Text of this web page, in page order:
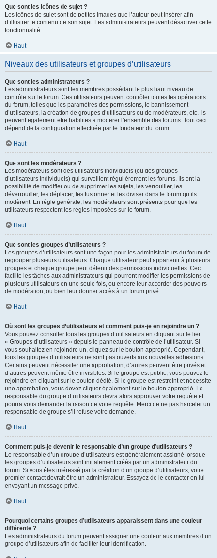
Que sont les icônes de sujet ?
Les icônes de sujet sont de petites images que l’auteur peut insérer afin
d’illustrer le contenu de son sujet. Les administrateurs peuvent désactiver cette
fonctionnalité.
Haut
Niveaux des utilisateurs et groupes d’utilisateurs
Que sont les administrateurs ?
Les administrateurs sont les membres possédant le plus haut niveau de
contrôle sur le forum. Ces utilisateurs peuvent contrôler toutes les opérations
du forum, telles que les paramètres des permissions, le bannissement
d’utilisateurs, la création de groupes d’utilisateurs ou de modérateurs, etc. Ils
peuvent également être habilités à modérer l’ensemble des forums. Tout ceci
dépend de la configuration effectuée par le fondateur du forum.
Haut
Que sont les modérateurs ?
Les modérateurs sont des utilisateurs individuels (ou des groupes
d’utilisateurs individuels) qui surveillent régulièrement les forums. Ils ont la
possibilité de modifier ou de supprimer les sujets, les verrouiller, les
déverrouiller, les déplacer, les fusionner et les diviser dans le forum qu’ils
modèrent. En règle générale, les modérateurs sont présents pour que les
utilisateurs respectent les règles imposées sur le forum.
Haut
Que sont les groupes d’utilisateurs ?
Les groupes d’utilisateurs sont une façon pour les administrateurs du forum de
regrouper plusieurs utilisateurs. Chaque utilisateur peut appartenir à plusieurs
groupes et chaque groupe peut détenir des permissions individuelles. Ceci
facilite les tâches aux administrateurs qui pourront modifier les permissions de
plusieurs utilisateurs en une seule fois, ou encore leur accorder des pouvoirs
de modération, ou bien leur donner accès à un forum privé.
Haut
Où sont les groupes d’utilisateurs et comment puis-je en rejoindre un ?
Vous pouvez consulter tous les groupes d’utilisateurs en cliquant sur le lien
« Groupes d’utilisateurs » depuis le panneau de contrôle de l’utilisateur. Si
vous souhaitez en rejoindre un, cliquez sur le bouton approprié. Cependant,
tous les groupes d’utilisateurs ne sont pas ouverts aux nouvelles adhésions.
Certains peuvent nécessiter une approbation, d’autres peuvent être privés et
d’autres peuvent même être invisibles. Si le groupe est public, vous pouvez le
rejoindre en cliquant sur le bouton dédié. Si le groupe est restreint et nécessite
une approbation, vous devez cliquer également sur le bouton approprié. Le
responsable du groupe d’utilisateurs devra alors approuver votre requête et
pourra vous demander la raison de votre requête. Merci de ne pas harceler un
responsable de groupe s’il refuse votre demande.
Haut
Comment puis-je devenir le responsable d’un groupe d’utilisateurs ?
Le responsable d’un groupe d’utilisateurs est généralement assigné lorsque
les groupes d’utilisateurs sont initialement créés par un administrateur du
forum. Si vous êtes intéressé par la création d’un groupe d’utilisateurs, votre
premier contact devrait être un administrateur. Essayez de le contacter en lui
envoyant un message privé.
Haut
Pourquoi certains groupes d’utilisateurs apparaissent dans une couleur
différente ?
Les administrateurs du forum peuvent assigner une couleur aux membres d’un
groupe d’utilisateurs afin de faciliter leur identification.